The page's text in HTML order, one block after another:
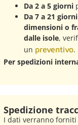
Da 2 a 5 giorni
Da 7 a 21 giorni
dimensioni o
dalle isole,
un preventivo.
Per spedizioni
Spedizione
I dati verranno